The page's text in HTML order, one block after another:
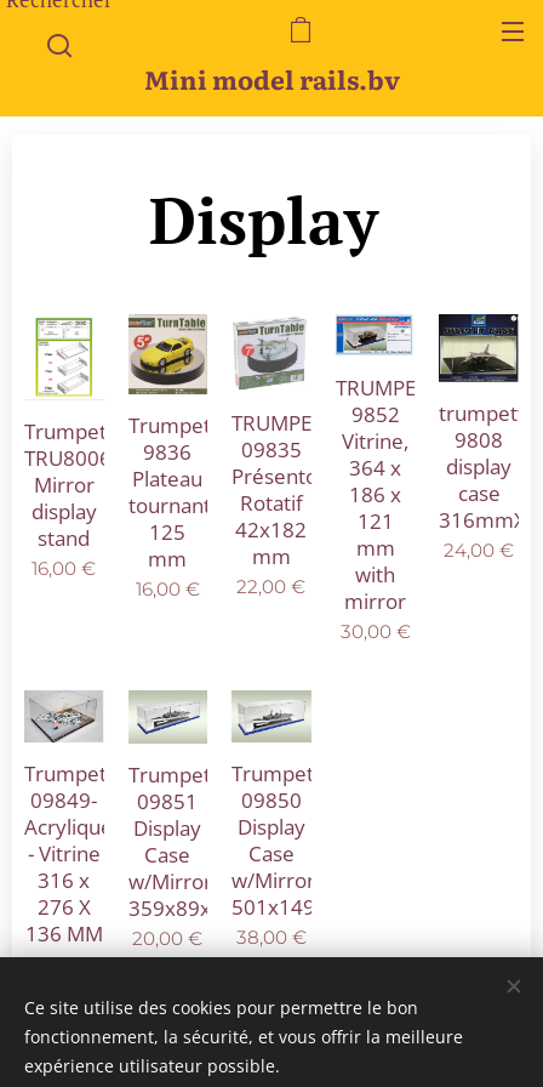
Mini model rails.bv
Display
Trumpeter
TRU8006
Mirror
display
stand
16,00 €
Trumpeter
9836
Plateau
tournant
125
mm
16,00€
TRUMPETER
09835
Présentoir
Rotatif
42x182
mm
22,00 €
TRUMPETER
9852
Vitrine,
364 x
186 x
121
mm
with
mirror
30,00€
9808
display
case
24,00 €
Trumpeter
09849-
Acrylique
- Vitrine
316 x
276 X
136 MM
24,00€
Trumpeter
09851
Display
Case
w/Mirror
359x89x89mm
20,00 €
Trumpeter
09850
Display
Case
w/Mirror
501x149x146mm
38,00€
Ce site utilise des cookies pour permettre le bon
fonctionnement, la sécurité, et vous offrir la meilleure
expérience utilisateur possible.